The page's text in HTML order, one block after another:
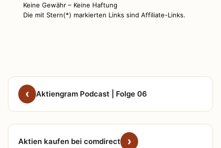
Keine Gewähr – Keine Haftung
Die mit Stern(*) markierten Links sind Affiliate-Links.
Aktiengram Podcast | Folge 06
Aktien kaufen bei comdirect